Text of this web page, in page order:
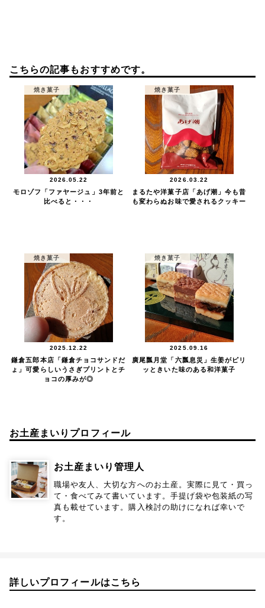
こちらの記事もおすすめです。
焼き菓子
2026.05.22
モロゾフ「ファヤージュ」3年前と
比べると・・・
焼き菓子
2026.03.22
まるたや洋菓子店「あげ潮」今も昔
も変わらぬお味で愛されるクッキー
焼き菓子
2025.12.22
鎌倉五郎本店「鎌倉チョコサンドだ
ょ」可愛らしいうさぎプリントとチ
ョコの厚みが◎
焼き菓子
2025.09.16
廣尾瓢月堂「六瓢息災」生姜がピリ
ッときいた味のある和洋菓子
お土産まいりプロフィール
お土産まいり管理人
職場や友人、大切な方へのお土産。実際に見て・買っ
て・食べてみて書いています。手提げ袋や包装紙の写
真も載せています。購入検討の助けになれば幸いで
す。
詳しいプロフィールはこちら